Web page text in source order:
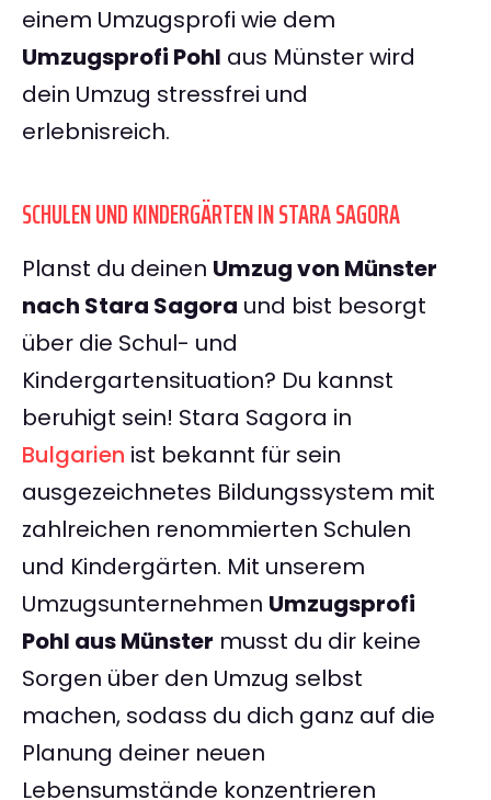
einem Umzugsprofi wie dem
Umzugsprofi Pohl aus Münster wird
dein Umzug stressfrei und
erlebnisreich.
SCHULEN UND KINDERGÄRTEN IN STARA SAGORA
Planst du deinen Umzug von Münster
nach Stara Sagora und bist besorgt
über die Schul- und
Kindergartensituation? Du kannst
beruhigt sein! Stara Sagora in
Bulgarien ist bekannt für sein
ausgezeichnetes Bildungssystem mit
zahlreichen renommierten Schulen
und Kindergärten. Mit unserem
Umzugsunternehmen Umzugsprofi
Pohl aus Münster musst du dir keine
Sorgen über den Umzug selbst
machen, sodass du dich ganz auf die
Planung deiner neuen
Lebensumstände konzentrieren